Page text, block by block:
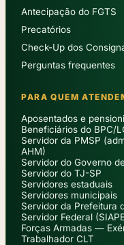
Antecipação do FGTS
Precatórios
Check-Up dos
Perguntas frequentes
PARA QUEM
Aposentados e
Beneficiários do BPC/
Servidor da PMSP
AHM)
Servidor do Governo de
Servidor do TJ-SP
Servidores estaduais
Servidores municipais
Servidor da Prefeitura
Servidor Federal
Forças Armadas —
Trabalhador CLT